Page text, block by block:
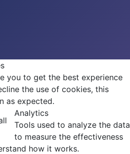
you to get the best experience
the use of cookies, this
as expected.
Analytics
Tools used to analyze the data
to measure the effectiveness
how it works.